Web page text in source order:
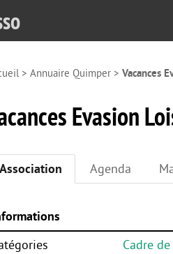
> Annuaire Quimper > Vacances
Evasion
Association Agenda
Cadre